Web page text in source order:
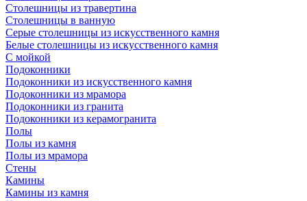
Столешницы из травертина
Столешницы в ванную
Серые столешницы из искусственного камня
Белые столешницы из искусственного камня
С мойкой
Подоконники
Подоконники из искусственного камня
Подоконники из мрамора
Подоконники из гранита
Подоконники из керамогранита
Полы
Полы из камня
Полы из мрамора
Стены
Камины
Камины из камня